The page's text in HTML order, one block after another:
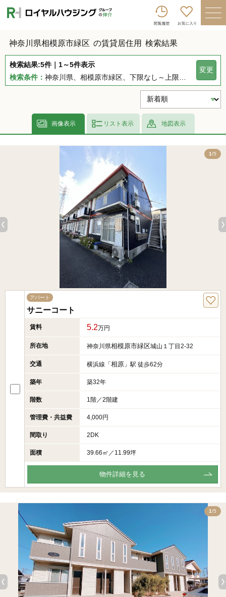
神奈川県相模原市緑区 の賃貸居住用 検索結果
検索結果:5件｜1～5件表示
検索条件： 神奈川県、相模原市緑区、下限なし～上限なし、指定しない、指定なし、指定しない、下限なし～上限なし、指定なし
変更
画像表示 リスト表示 地図表示
1/5
アパート
サニーコート
賃料 5.2万円
所在地 神奈川県相模原市緑区城山１丁目2-32
交通 横浜線「 相原 」駅 徒歩62分
築年 築32年
階数 1階／2階建
管理費・共益費 4,000円
間取り 2DK
面積 39.66㎡／11.99坪
物件詳細を見る
1/5
ロイヤルハウジンググループトップへ
売りたい
借りたい
店舗を探す
企業情報
ログイン